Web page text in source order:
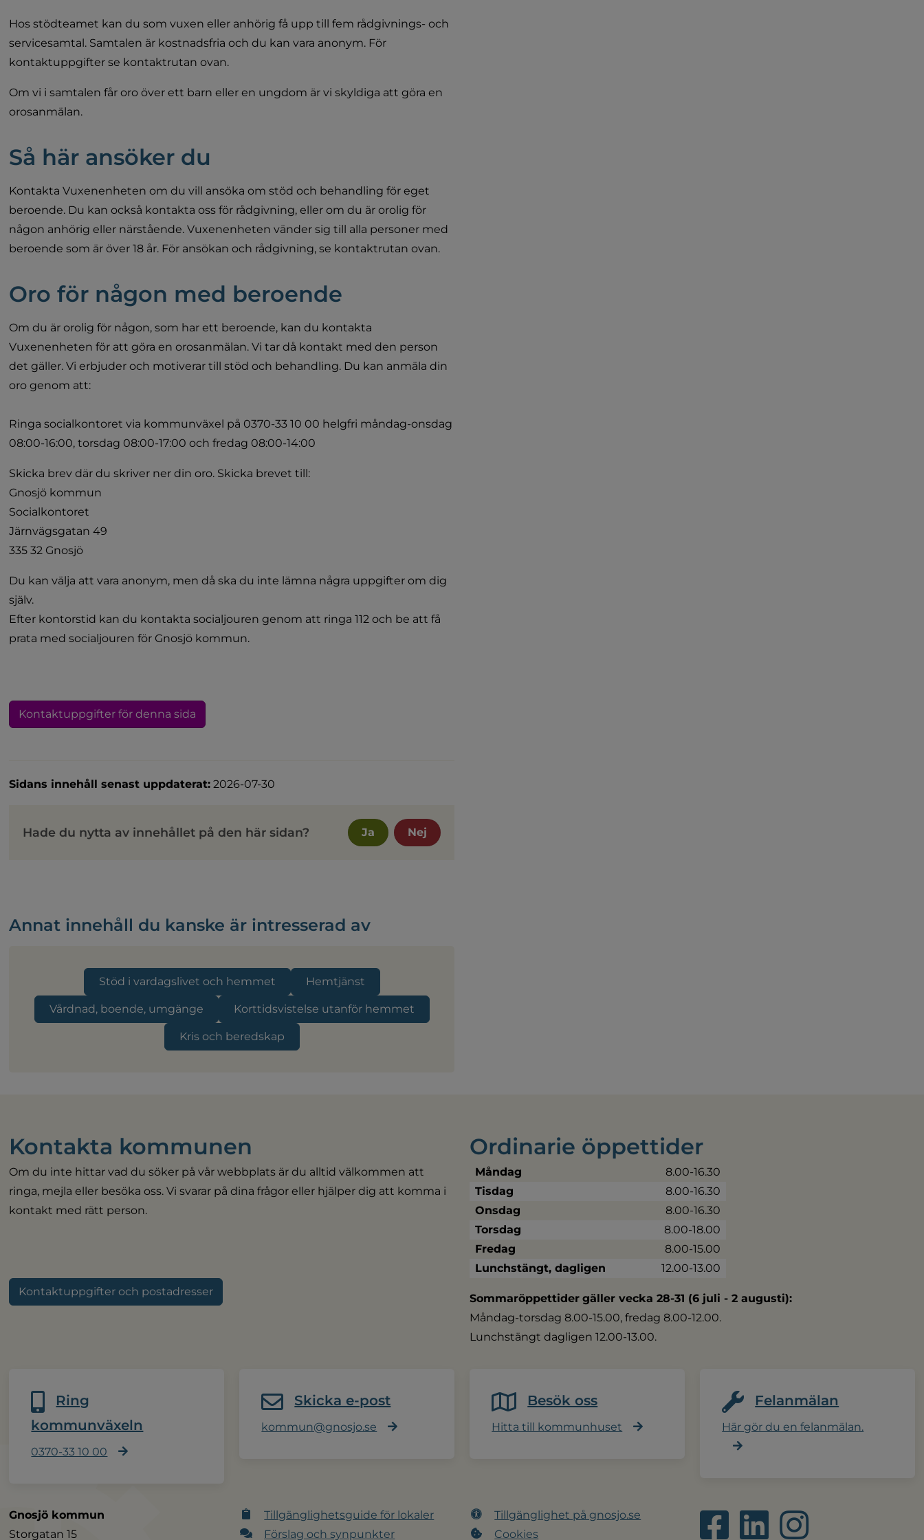
Hos stödteamet kan du som vuxen eller anhörig få upp till fem rådgivnings- och
servicesamtal. Samtalen är kostnadsfria och du kan vara anonym. För
kontaktuppgifter se kontaktrutan ovan.
Om vi i samtalen får oro över ett barn eller en ungdom är vi skyldiga att göra en
orosanmälan.
Så här ansöker du
Kontakta Vuxenenheten om du vill ansöka om stöd och behandling för eget
beroende. Du kan också kontakta oss för rådgivning, eller om du är orolig för
någon anhörig eller närstående. Vuxenenheten vänder sig till alla personer med
beroende som är över 18 år. För ansökan och rådgivning, se kontaktrutan ovan.
Oro för någon med beroende
Om du är orolig för någon, som har ett beroende, kan du kontakta
Vuxenenheten för att göra en orosanmälan. Vi tar då kontakt med den person
det gäller. Vi erbjuder och motiverar till stöd och behandling. Du kan anmäla din
oro genom att:
Ringa socialkontoret via kommunväxel på 0370-33 10 00 helgfri måndag-onsdag
08:00-16:00, torsdag 08:00-17:00 och fredag 08:00-14:00
Skicka brev där du skriver ner din oro. Skicka brevet till:
Gnosjö kommun
Socialkontoret
Järnvägsgatan 49
335 32 Gnosjö
Du kan välja att vara anonym, men då ska du inte lämna några uppgifter om dig
själv.
Efter kontorstid kan du kontakta socialjouren genom att ringa 112 och be att få
prata med socialjouren för Gnosjö kommun.
Kontaktuppgifter för denna sida
Sidans innehåll senast uppdaterat: 2026-07-30
Hade du nytta av innehållet på den här sidan? Ja Nej
Annat innehåll du kanske är intresserad av
Stöd i vardagslivet och hemmet Hemtjänst
Vårdnad, boende, umgänge Korttidsvistelse utanför hemmet
Kris och beredskap
Kontakta kommunen
Om du inte hittar vad du söker på vår webbplats är du alltid välkommen att
ringa, mejla eller besöka oss. Vi svarar på dina frågor eller hjälper dig att komma i
kontakt med rätt person.
Kontaktuppgifter och postadresser
Ordinarie öppettider
Måndag
8.00-16.30
Tisdag
8.00-16.30
Onsdag
8.00-16.30
Torsdag
8.00-18.00
Fredag
8.00-15.00
Lunchstängt, dagligen
12.00-13.00
Sommaröppettider gäller vecka 28-31 (6 juli - 2 augusti):
Måndag-torsdag 8.00-15.00, fredag 8.00-12.00.
Lunchstängt dagligen 12.00-13.00.
Ring
kommunväxeln
0370-33 10 00
Skicka e-post
kommun@gnosjo.se
Besök oss
Hitta till kommunhuset
Felanmälan
Här gör du en felanmälan.
Gnosjö kommun
Storgatan 15
Tillgänglighetsguide för lokaler
Förslag och synpunkter
Tillgänglighet på gnosjo.se
Cookies